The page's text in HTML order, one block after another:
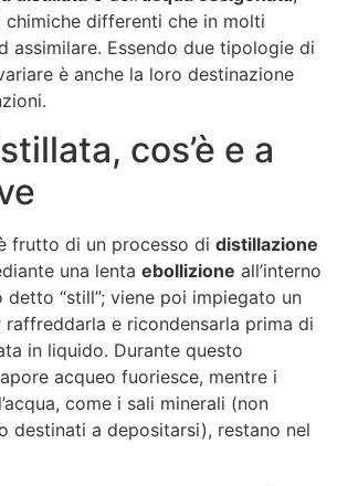
differenti che in molti
assimilare. Essendo due tipologie di
è anche la loro destinazione
cos’è e a
frutto di un processo di distillazione
una lenta ebollizione all’interno
“still”; viene poi impiegato un
e ricondensarla prima di
in liquido. Durante questo
acqueo fuoriesce, mentre i
come i sali minerali (non
destinati a depositarsi), restano nel